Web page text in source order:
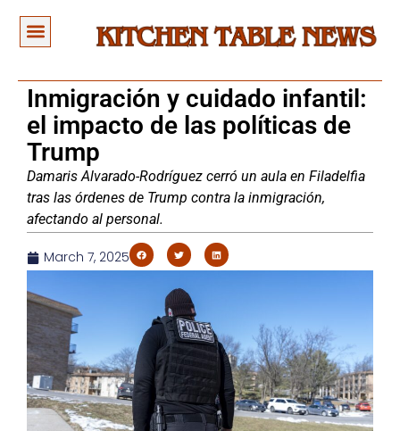
Inmigración y cuidado infantil:
el impacto de las políticas de
Trump
Damaris Alvarado-Rodríguez cerró un aula en Filadelfia
tras las órdenes de Trump contra la inmigración,
afectando al personal.
March 7, 2025